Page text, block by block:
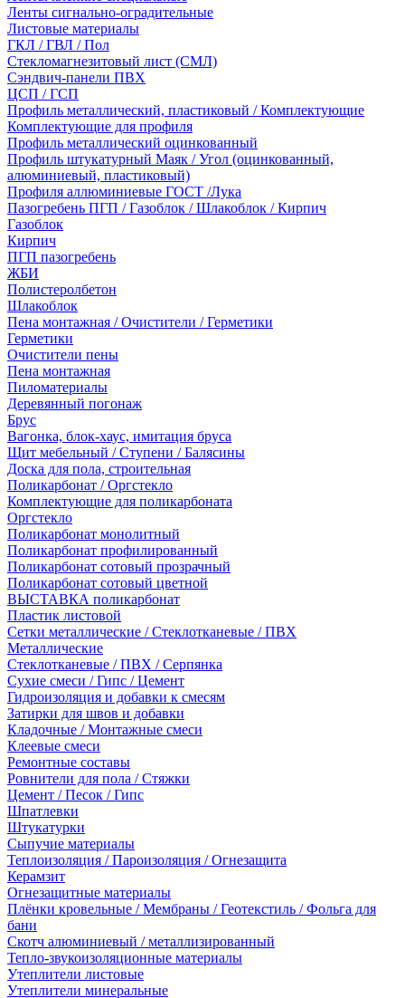
Ленты сигнально-оградительные
Листовые материалы
ГКЛ / ГВЛ / Пол
Стекломагнезитовый лист (СМЛ)
Сэндвич-панели ПВХ
ЦСП / ГСП
Профиль металлический, пластиковый / Комплектующие
Комплектующие для профиля
Профиль металлический оцинкованный
Профиль штукатурный Маяк / Угол (оцинкованный,
алюминиевый, пластиковый)
Профиля аллюминиевые ГОСТ /Лука
Пазогребень ПГП / Газоблок / Шлакоблок / Кирпич
Газоблок
Кирпич
ПГП пазогребень
ЖБИ
Полистеролбетон
Шлакоблок
Пена монтажная / Очистители / Герметики
Герметики
Очистители пены
Пена монтажная
Пиломатериалы
Деревянный погонаж
Брус
Вагонка, блок-хаус, имитация бруса
Щит мебельный / Ступени / Балясины
Доска для пола, строительная
Поликарбонат / Оргстекло
Комплектующие для поликарбоната
Оргстекло
Поликарбонат монолитный
Поликарбонат профилированный
Поликарбонат сотовый прозрачный
Поликарбонат сотовый цветной
ВЫСТАВКА поликарбонат
Пластик листовой
Сетки металлические / Стеклотканевые / ПВХ
Металлические
Стеклотканевые / ПВХ / Серпянка
Сухие смеси / Гипс / Цемент
Гидроизоляция и добавки к смесям
Затирки для швов и добавки
Кладочные / Монтажные смеси
Клеевые смеси
Ремонтные составы
Ровнители для пола / Стяжки
Цемент / Песок / Гипс
Шпатлевки
Штукатурки
Сыпучие материалы
Теплоизоляция / Пароизоляция / Огнезащита
Керамзит
Огнезащитные материалы
Плёнки кровельные / Мембраны / Геотекстиль / Фольга для
бани
Скотч алюминиевый / металлизированный
Тепло-звукоизоляционные материалы
Утеплители листовые
Утеплители минеральные